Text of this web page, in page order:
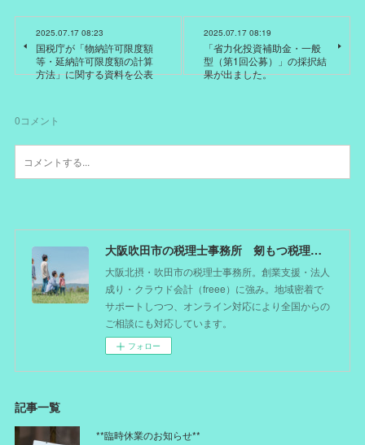
2025.07.17 08:23
国税庁が「物納許可限度額
等・延納許可限度額の計算
方法」に関する資料を公表
2025.07.17 08:19
「省力化投資補助金・一般
型（第1回公募）」の採択結
果が出ました。
0コメント
大阪吹田市の税理士事務所 剱もつ税理士（北摂オフィス）―かつてdoctorを目指した税理士が企業のホームドクターとしてあなたの事業をサポート。税理士が直接担当する『かかりつけ税理士』
大阪北摂・吹田市の税理士事務所。創業支援・法人
成り・クラウド会計（freee）に強み。地域密着で
サポートしつつ、オンライン対応により全国からの
ご相談にも対応しています。
フォロー
記事一覧
**臨時休業のお知らせ**